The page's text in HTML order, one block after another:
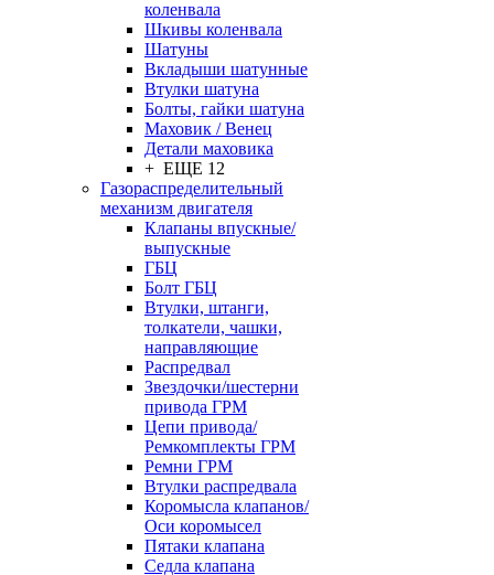
коленвала
Шкивы коленвала
Шатуны
Вкладыши шатунные
Втулки шатуна
Болты, гайки шатуна
Маховик / Венец
Детали маховика
+ ЕЩЕ 12
Газораспределительный
механизм двигателя
Клапаны впускные/
выпускные
ГБЦ
Болт ГБЦ
Втулки, штанги,
толкатели, чашки,
направляющие
Распредвал
Звездочки/шестерни
привода ГРМ
Цепи привода/
Ремкомплекты ГРМ
Ремни ГРМ
Втулки распредвала
Коромысла клапанов/
Оси коромысел
Пятаки клапана
Седла клапана